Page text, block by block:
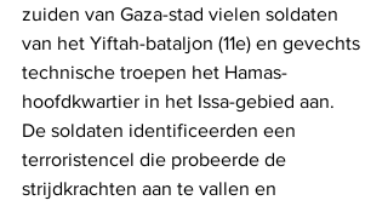
zuiden van Gaza-stad vielen soldaten
van het Yiftah-bataljon (11e) en gevechts
technische troepen het Hamas-
hoofdkwartier in het Issa-gebied aan.
De soldaten identificeerden een
terroristencel die probeerde de
strijdkrachten aan te vallen en